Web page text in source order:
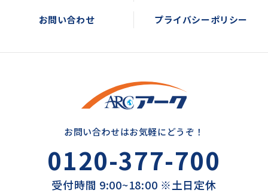
お問い合わせ プライバシーポリシー
お問い合わせはお気軽にどうぞ！
0120-377-700
受付時間 9:00~18:00 ※土日定休